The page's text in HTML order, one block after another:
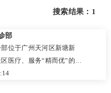
搜索结果：1
部
位于广州天河区新塘新
医疗、服务“精而优”的基
有大医院的拥挤，却以专